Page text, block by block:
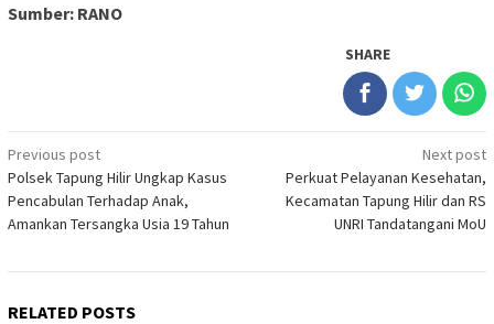
Sumber: RANO
SHARE
Post
navigation
Previous post
Polsek Tapung Hilir Ungkap Kasus
Pencabulan Terhadap Anak,
Amankan Tersangka Usia 19 Tahun
Next post
Perkuat Pelayanan Kesehatan,
Kecamatan Tapung Hilir dan RS
UNRI Tandatangani MoU
RELATED POSTS